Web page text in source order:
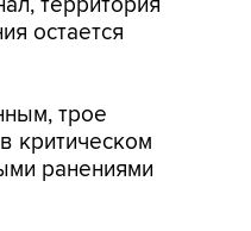
остается
трое
критическом
ранениями